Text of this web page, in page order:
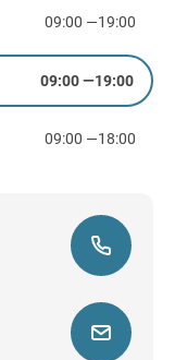
09:00 —19:00
09:00—19:00
09:00 —18:00